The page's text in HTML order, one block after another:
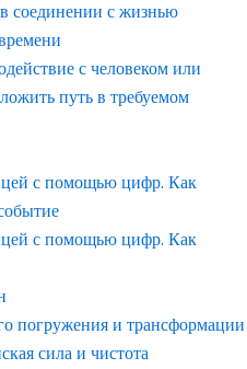
соединении с жизнью
с человеком или
путь в требуемом
с помощью цифр. Как
с помощью цифр. Как
погружения и трансформации
сила и чистота